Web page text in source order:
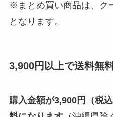
※まとめ買い商品は、ク
となります。
3,900円以上で送料無
購入金額が3,900円（税